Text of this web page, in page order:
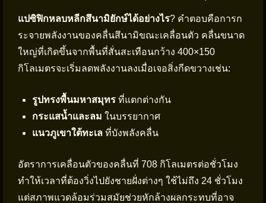
แปซิฟิกหลบหลีกสึนามิยักษ์ได้อย่างไร? คำตอบคือการก
ระจายพลังงานของคลื่นสึนามิขณะเคลื่อนตัว คลื่นขนาด
ใหญ่ที่เกิดขึ้นจากพื้นที่สั่นสะเทือนกว้าง 400×150
กิโลเมตรจะเริ่มลดพลังงานลงเมื่อเจอสิ่งกีดขวางเช่น:
รูปทรงพื้นมหาสมุทร ที่แตกต่างกัน
กระแสน้ำและลม ในบรรยากาศ
แนวภูเขาใต้ทะเล ที่บังพลังคลื่น
อัตราการเคลื่อนตัวของคลื่นที่ 708 กิโลเมตรต่อชั่วโมง
ทำให้เวลาที่ต้องวิ่งไปยังชายฝั่งต่างๆ ใช้ไม่ถึง 24 ชั่วโมง
แต่สภาพแวดล้อมร่วมสมัยช่วยหักล้างผลกระทบที่อาจ